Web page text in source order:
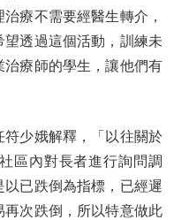
療不需要經醫生轉介，
透過這個活動，訓練未
療師的學生，讓他們有
少娥解釋，「以往關於
區內對長者進行詢問調
已跌倒為指標，已經遲
次跌倒，所以特意做此